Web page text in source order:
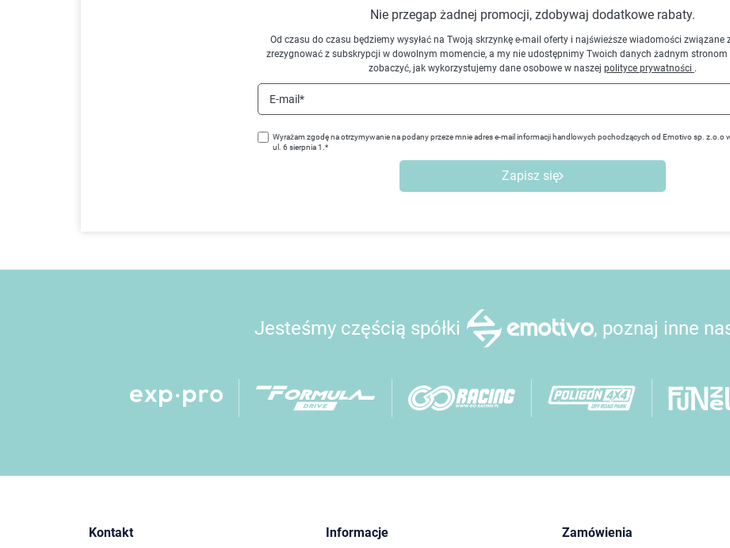
Nie przegap żadnej promocji, zdobywaj dodatkowe rabaty.
Od czasu do czasu będziemy wysyłać na Twoją skrzynkę e-mail oferty i najświeższe wiadomości związane
zrezygnować z subskrypcji w dowolnym momencie, a my nie udostępnimy Twoich danych żadnym stronom
zobaczyć, jak wykorzystujemy dane osobowe w naszej polityce prywatności .
E-mail*
Wyrażam zgodę na otrzymywanie na podany przeze mnie adres e-mail informacji handlowych pochodzących od Emotivo sp. z.o.o
ul. 6 sierpnia 1.*
Zapisz się
Jesteśmy częścią spółki , poznaj inne
Kontakt Informacje Zamówienia